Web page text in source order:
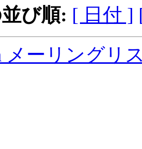
び順: [ 日付 ]
メーリングリ